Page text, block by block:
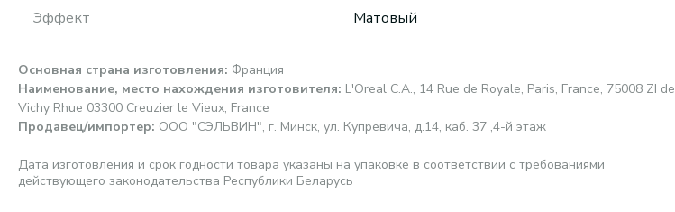
Эффект
Матовый
Основная страна изготовления: Франция
Наименование, место нахождения изготовителя: L'Oreal C.A., 14 Rue de Royale, Paris, France, 75008 ZI de
Vichy Rhue 03300 Creuzier le Vieux, France
Продавец/импортер: ООО "СЭЛЬВИН", г. Минск, ул. Купревича, д.14, каб. 37 ,4-й этаж
Дата изготовления и срок годности товара указаны на упаковке в соответствии с требованиями
действующего законодательства Республики Беларусь